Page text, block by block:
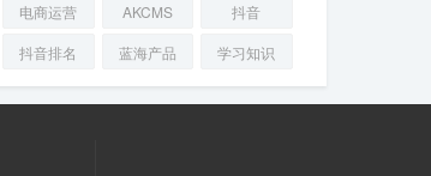
电商运营
AKCMS
抖音
抖音排名
蓝海产品 学习知识